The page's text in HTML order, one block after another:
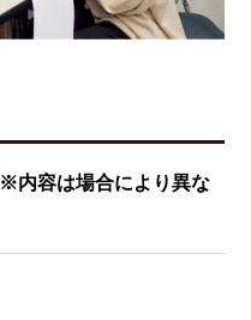
※内容は場合により異な